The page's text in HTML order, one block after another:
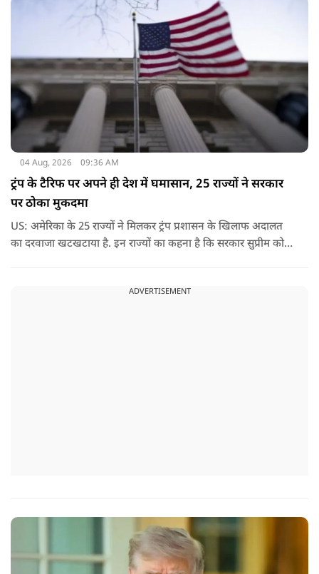
04 Aug, 2026 09:36 AM
ट्रंप के टैरिफ पर अपने ही देश में घमासान, 25 राज्यों ने सरकार
पर ठोका मुकदमा
US: अमेरिका के 25 राज्यों ने मिलकर ट्रंप प्रशासन के खिलाफ अदालत
का दरवाजा खटखटाया है. इन राज्यों का कहना है कि सरकार सुप्रीम कोर्ट
ADVERTISEMENT